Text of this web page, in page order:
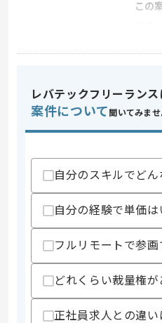
この
特徴
スキル
・
歓迎
・
レバテックフリーランス
案件について 聞いてみませ
自分のスキルでど
自分の経験で単価
フルリモートで参画
どれくらい裁量権が
正社員求人との違い